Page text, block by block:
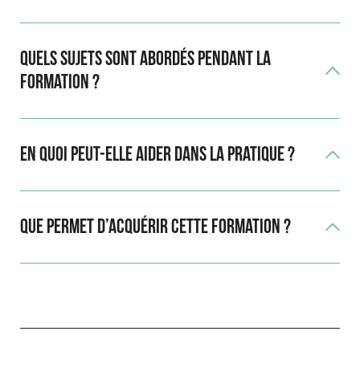
Quels sujets sont abordés pendant la
formation ?
En quoi peut-elle aider dans la pratique ?
Que permet d’acquérir cette formation ?